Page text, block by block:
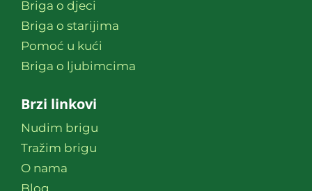
Briga o djeci
Briga o starijima
Pomoć u kući
Briga o ljubimcima
Brzi linkovi
Nudim brigu
Tražim brigu
O nama